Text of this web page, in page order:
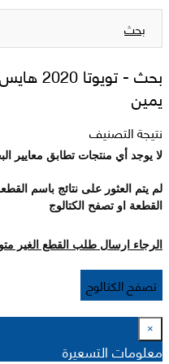
بحث
بحث -
يمين
نتيجة التصنيف
لا يوجد أي منتجات تطابق معايير
لم يتم العثور على نتائج باسم
القطعة او تصفح الكتالوج
الرجاء ارسال طلب القطع الغير
تصفح الكتالوج
×
معلومات التسعيرة